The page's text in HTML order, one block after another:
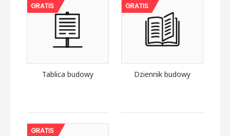
GRATIS
Tablica budowy
GRATIS
Dziennik budowy
GRATIS